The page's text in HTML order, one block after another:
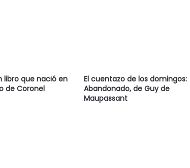
libro que nació en
de Coronel
El cuentazo de los domingos:
Abandonado, de Guy de
Maupassant